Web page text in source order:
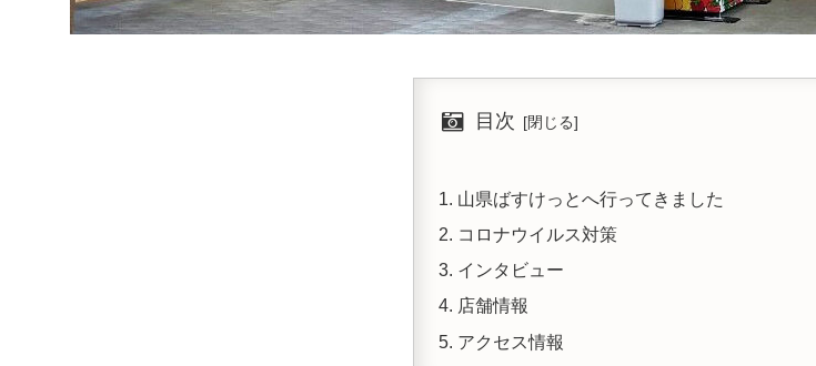
目次
山県ばすけっとへ行ってきました
コロナウイルス対策
インタビュー
店舗情報
アクセス情報